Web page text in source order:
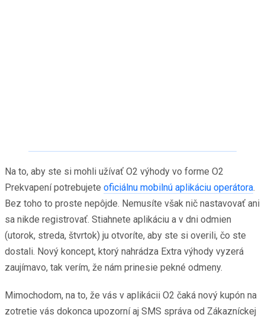
Na to, aby ste si mohli užívať O2 výhody vo forme O2
Prekvapení potrebujete oficiálnu mobilnú aplikáciu operátora.
Bez toho to proste nepôjde. Nemusíte však nič nastavovať ani
sa nikde registrovať. Stiahnete aplikáciu a v dni odmien
(utorok, streda, štvrtok) ju otvoríte, aby ste si overili, čo ste
dostali. Nový koncept, ktorý nahrádza Extra výhody vyzerá
zaujímavo, tak verím, že nám prinesie pekné odmeny.
Mimochodom, na to, že vás v aplikácii O2 čaká nový kupón na
zotretie vás dokonca upozorní aj SMS správa od Zákazníckej